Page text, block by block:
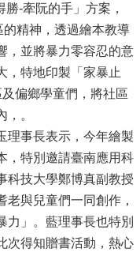
-牽阮的手」方案，
精神，透過繪本教導
，並將暴力零容忍的意
，特地印製「家暴止
偏鄉學童們，將社區
。
理事長表示，今年繪製
，特別邀請臺南應用科
科技大學鄭博真副教授
與兒童們一同創作，
力」。藍理事長也特別
次得知贈書活動，熱心